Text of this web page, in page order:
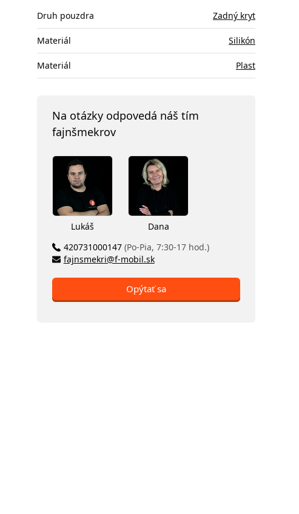
Druh pouzdra Zadný kryt
Materiál Silikón
Materiál Plast
Na otázky odpovedá náš tím
fajnšmekrov
Lukáš
Dana
420731000147 (Po-Pia, 7:30-17 hod.)
fajnsmekri@f-mobil.sk
Opýtať sa